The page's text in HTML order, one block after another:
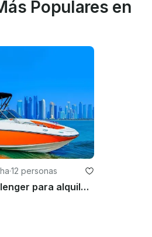
Populares en
·12 personas
SeaDoo 230 Challenger para alquiler privado en Qatar